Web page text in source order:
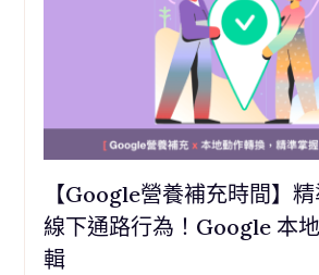
【Google營養補充時間】
線下通路行為！Google 本
輯